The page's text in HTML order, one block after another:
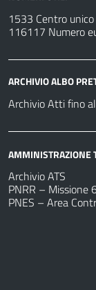
1533 Centro
116117 Numero
ARCHIVIO ALBO
Archivio Atti fino
AMMINISTRAZIONE
Archivio ATS
PNRR – Missione
PNES – Area